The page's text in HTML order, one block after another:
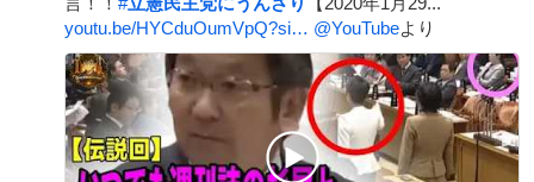
youtu.be/HYCduOumVpQ?si… @YouTubeより